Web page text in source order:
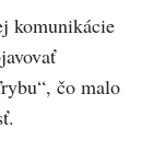
komunikácie
čo malo